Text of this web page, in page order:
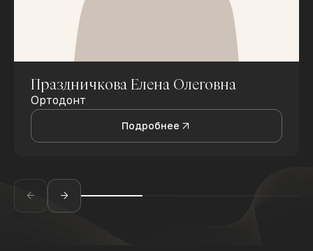
Праздничкова Елена Олеговна
Ортодонт
Подробнее